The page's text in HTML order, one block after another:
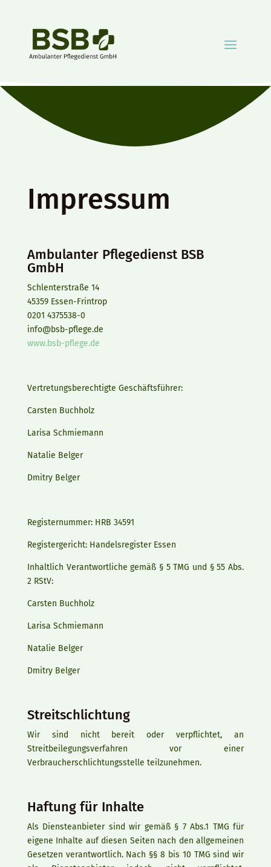
Impressum
Ambulanter Pflegedienst BSB
GmbH
Schlenterstraße 14
45359 Essen-Frintrop
0201 4375538-0
info@bsb-pflege.de
www.bsb-pflege.de
Vertretungsberechtigte Geschäftsführer:
Carsten Buchholz
Larisa Schmiemann
Natalie Belger
Dmitry Belger
Registernummer: HRB 34591
Registergericht: Handelsregister Essen
Inhaltlich Verantwortliche gemäß § 5 TMG und § 55 Abs.
2 RStV:
Carsten Buchholz
Larisa Schmiemann
Natalie Belger
Dmitry Belger
Streitschlichtung
Wir sind nicht bereit oder verpflichtet, an
Streitbeilegungsverfahren vor einer
Verbraucherschlichtungsstelle teilzunehmen.
Haftung für Inhalte
Als Diensteanbieter sind wir gemäß § 7 Abs.1 TMG für
eigene Inhalte auf diesen Seiten nach den allgemeinen
Gesetzen verantwortlich. Nach §§ 8 bis 10 TMG sind wir